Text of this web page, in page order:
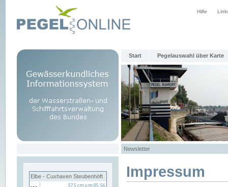
Hilfe
Start Pegelauswahl über Karte
Newsletter
Elbe - Cuxhaven Steubenhöft Impressum